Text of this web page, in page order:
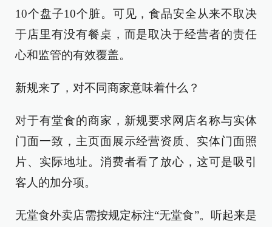
10个盘子10个脏。可见，食品安全从来不取决
于店里有没有餐桌，而是取决于经营者的责任
心和监管的有效覆盖。
新规来了，对不同商家意味着什么？
对于有堂食的商家，新规要求网店名称与实体
门面一致，主页面展示经营资质、实体门面照
片、实际地址。消费者看了放心，这可是吸引
客人的加分项。
无堂食外卖店需按规定标注“无堂食”。听起来是